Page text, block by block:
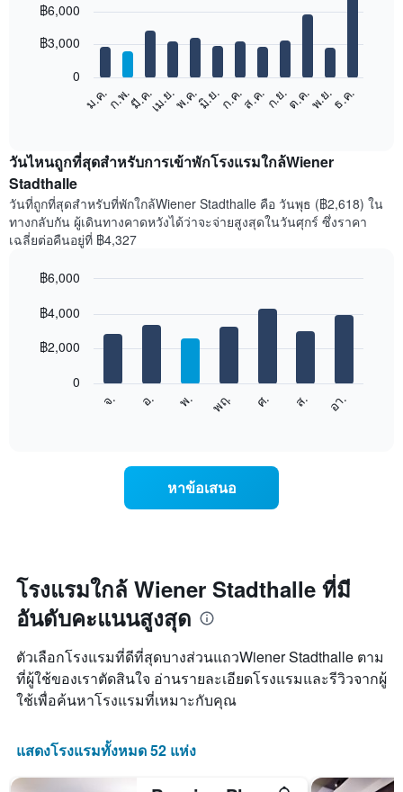
chart
12
bars.
แสดง
ราคา
เฉลี่ย
ของ
ห้อง
พัก
แต่ละ
แผนภูมิ
แกน
ราคา
เฉลี่ย
ของ
พัก
graphic.
ม.ค.ก.พ.มี.ค.เม.ย.พ.ค.มิ.ย.ก.ค.ส.ค.ก.ย.ต.ค.พ.ย.ธ.ค.
0
฿3,000
฿6,000
วันไหนถูกที่สุดสำหรับการเข้าพักโรงแรมใกล้Wiener
Stadthalle
วันที่ถูกที่สุดสำหรับที่พักใกล้Wiener Stadthalle คือ วันพุธ (฿2,618) ใน
ทางกลับกัน ผู้เดินทางคาดหวังได้ว่าจะจ่ายสูงสุดในวันศุกร์ ซึ่งราคา
เฉลี่ยต่อคืนอยู่ที่ ฿4,327
chart
bars.
แผนภูมิ
วัน
ของ
สัปดาห์
แผนภูมิ
มี
แกน
X
แสดง
graphic.
จ. อ. พ. พฤ. ศ. ส. อา.
0
฿2,000
฿4,000
฿6,000
หาข้อเสนอ
โรงแรมใกล้ Wiener Stadthalle ที่มี
อันดับคะแนนสูงสุด
ตัวเลือกโรงแรมที่ดีที่สุดบางส่วนแถวWiener Stadthalle ตาม
ที่ผู้ใช้ของเราตัดสินใจ อ่านรายละเอียดโรงแรมและรีวิวจากผู้
ใช้เพื่อค้นหาโรงแรมที่เหมาะกับคุณ
แสดงโรงแรมทั้งหมด 52 แห่ง